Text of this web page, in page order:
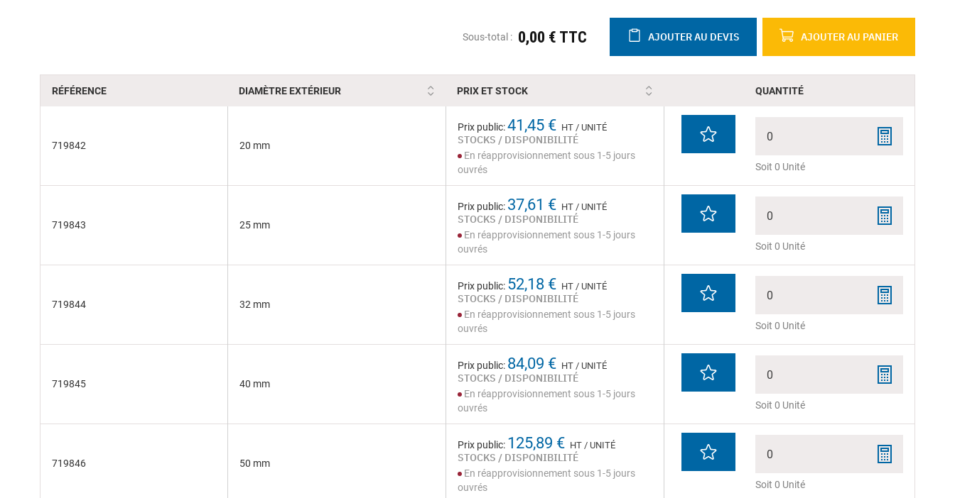
Sous-total : 0,00 € TTC AJOUTER AU DEVIS AJOUTER AU PANIER
RÉFÉRENCE DIAMÈTRE EXTÉRIEUR PRIX ET STOCK QUANTITÉ
719842 20 mm
Prix public:41,45 € HT / UNITÉ
STOCKS / DISPONIBILITÉ
En réapprovisionnement sous 1-5 jours
ouvrés
0
Soit 0 Unité
719843 25 mm
Prix public: 37,61 € HT / UNITÉ
STOCKS / DISPONIBILITÉ
En réapprovisionnement sous 1-5 jours
ouvrés
0
Soit 0 Unité
719844 32 mm
Prix public: 52,18 € HT / UNITÉ
STOCKS / DISPONIBILITÉ
En réapprovisionnement sous 1-5 jours
ouvrés
0
Soit 0 Unité
719845 40 mm
Prix public: 84,09 € HT / UNITÉ
STOCKS / DISPONIBILITÉ
En réapprovisionnement sous 1-5 jours
ouvrés
0
Soit 0 Unité
719846 50 mm
Prix public: 125,89 € HT / UNITÉ
STOCKS / DISPONIBILITÉ
En réapprovisionnement sous 1-5 jours
ouvrés
0
Soit 0 Unité